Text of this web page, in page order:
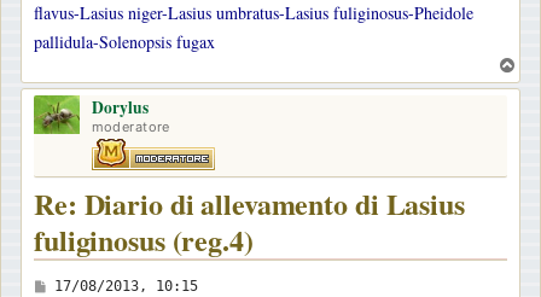
flavus-Lasius niger-Lasius umbratus-Lasius fuliginosus-Pheidole
pallidula-Solenopsis fugax
o
Dorylus
moderatore
Re: Diario di allevamento di Lasius
fuliginosus (reg.4)
M
17/08/2013, 10:15